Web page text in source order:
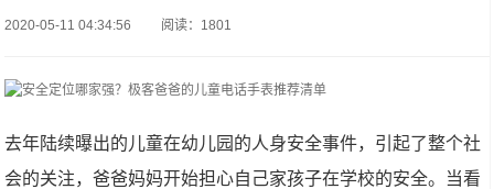
2020-05-11 04:34:56 阅读：1801
去年陆续曝出的儿童在幼儿园的人身安全事件，引起了整个社
会的关注，爸爸妈妈开始担心自己家孩子在学校的安全。当看